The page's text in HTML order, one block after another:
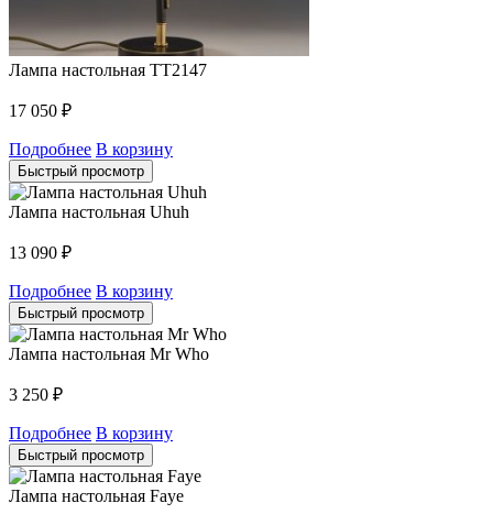
Лампа настольная TT2147
17 050 ₽
Подробнее В корзину
Быстрый просмотр
Лампа настольная Uhuh
13 090 ₽
Подробнее В корзину
Быстрый просмотр
Лампа настольная Mr Who
3 250 ₽
Подробнее В корзину
Быстрый просмотр
Лампа настольная Faye